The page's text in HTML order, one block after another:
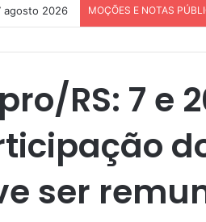
agosto 2026 MOÇÕES E NOTAS
RS: 7 e
ser